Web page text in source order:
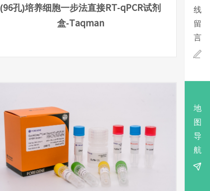
线
留
言

地
图
导
航

(96孔)培养细胞一步法直接RT-qPCR试剂
盒-Taqman